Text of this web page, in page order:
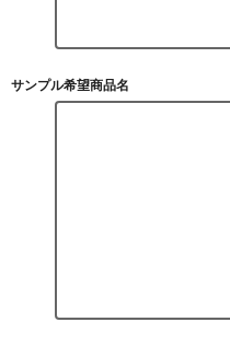
サンプル希望商品名